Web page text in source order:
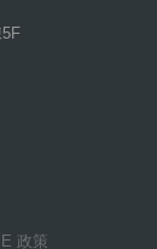
政策